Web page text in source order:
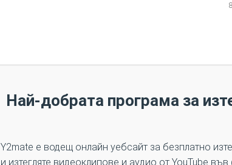
Най-добрата програма за
Y2mate е водещ онлайн уебсайт за безплатно
и изтегляте видеоклипове и аудио от YouTube